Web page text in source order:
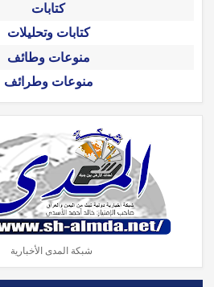
كتابات
كتابات وتحليلات
منوعات وطائف
منوعات وطرائف
شبكة المدى الأخبارية